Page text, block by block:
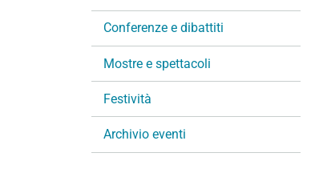
i
n
Conferenze e dibattiti
Mostre e spettacoli
Festività
Archivio eventi